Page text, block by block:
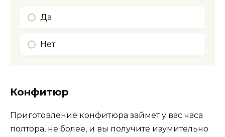
Да
Нет
Конфитюр
Приготовление конфитюра займет у вас часа
полтора, не более, и вы получите изумительно